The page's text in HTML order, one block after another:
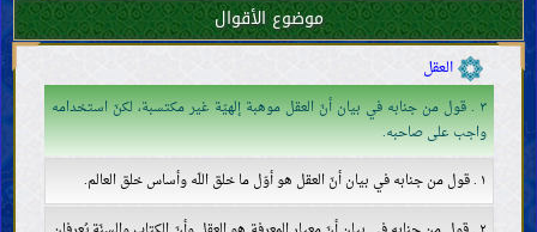
موضوع الأقوال المقدّمات
العقل
٣ . قول من جنابه في بيان أنّ العقل موهبة إلهيّة غير مكتسبة، لكنّ استخدامه
واجب على صاحبه.
١ . قول من جنابه في بيان أنّ العقل هو أوّل ما خلق اللّه وأساس خلق العالم.